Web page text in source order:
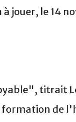
jouer, le 14
titrait
formation de